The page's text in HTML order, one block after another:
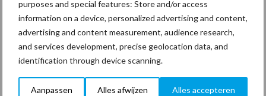
purposes and special features: Store and/or access
information on a device, personalized advertising and content,
advertising and content measurement, audience research,
and services development, precise geolocation data, and
identification through device scanning.
Aanpassen Alles afwijzen Alles accepteren
Coronavirus UVC
Toon meer